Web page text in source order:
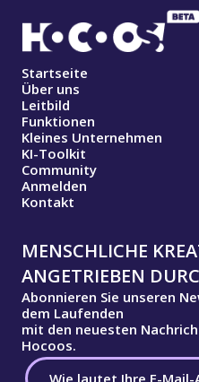
Startseite
Über uns
Leitbild
Funktionen
Kleines Unternehmen
KI-Toolkit
Community
Anmelden
Kontakt
MENSCHLICHE
ANGETRIEBEN
Abonnieren Sie unseren
dem Laufenden
mit den neuesten
Hocoos.